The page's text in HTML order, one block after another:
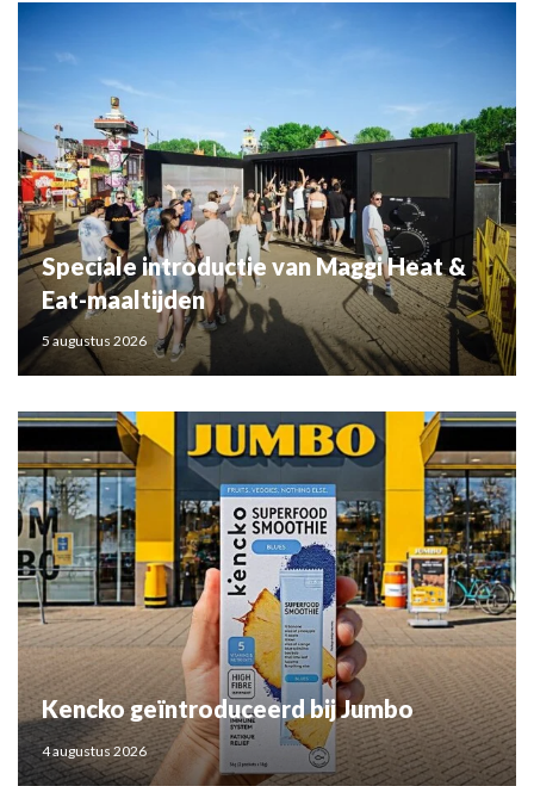
Speciale introductie van Maggi Heat &
Eat-maaltijden
5 augustus 2026
Kencko geïntroduceerd bij Jumbo
4 augustus 2026